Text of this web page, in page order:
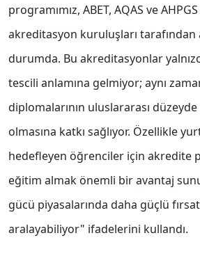
programımız, ABET, AQAS ve
akreditasyon kuruluşları
durumda. Bu akreditasyonlar
tescili anlamına gelmiyor; aynı
diplomalarının uluslararası
olmasına katkı sağlıyor. Özellikle
hedefleyen öğrenciler için akredite
eğitim almak önemli bir avantaj
gücü piyasalarında daha güçlü
aralayabiliyor" ifadelerini kullandı.